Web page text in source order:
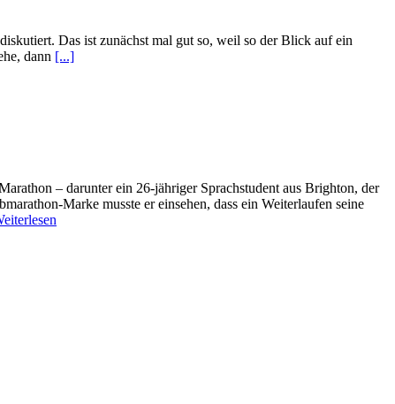
Das ist zunächst mal gut so, weil so der Blick auf ein
dann [...]
– darunter ein 26-jähriger Sprachstudent aus Brighton, der
Marke musste er einsehen, dass ein Weiterlaufen seine